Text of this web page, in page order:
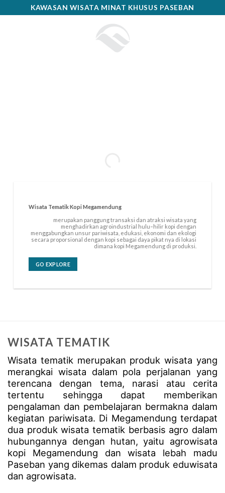
KAWASAN WISATA MINAT KHUSUS PASEBAN
Wisata Tematik Kopi Megamendung
merupakan panggung transaksi dan atraksi wisata yang
menghadirkan agroindustrial hulu–hilir kopi dengan
menggabungkan unsur pariwisata, edukasi, ekonomi dan ekologi
secara proporsional dengan kopi sebagai daya pikat nya di lokasi
dimana kopi Megamendung di produksi.
GO EXPLORE
WISATA TEMATIK
Wisata tematik merupakan produk wisata yang
merangkai wisata dalam pola perjalanan yang
terencana dengan tema, narasi atau cerita
tertentu sehingga dapat memberikan
pengalaman dan pembelajaran bermakna dalam
kegiatan pariwisata. Di Megamendung terdapat
dua produk wisata tematik berbasis agro dalam
hubungannya dengan hutan, yaitu agrowisata
kopi Megamendung dan wisata lebah madu
Paseban yang dikemas dalam produk eduwisata
dan agrowisata.